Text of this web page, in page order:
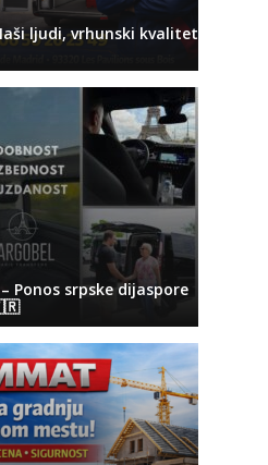
ljudi, vrhunski kvalitet
Ponos srpske dijaspore